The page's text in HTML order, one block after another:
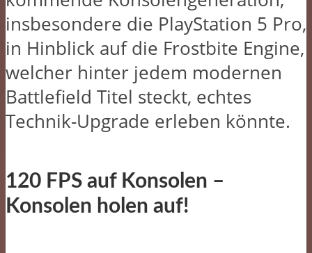
insbesondere die PlayStation 5 Pro,
in Hinblick auf die Frostbite Engine,
welcher hinter jedem modernen
Battlefield Titel steckt, echtes
Technik-Upgrade erleben könnte.
120 FPS auf Konsolen –
Konsolen holen auf!